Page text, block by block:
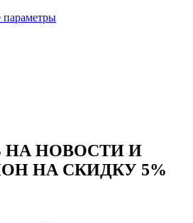
Этот
товара.
НОВОСТИ И
НА СКИДКУ 5%